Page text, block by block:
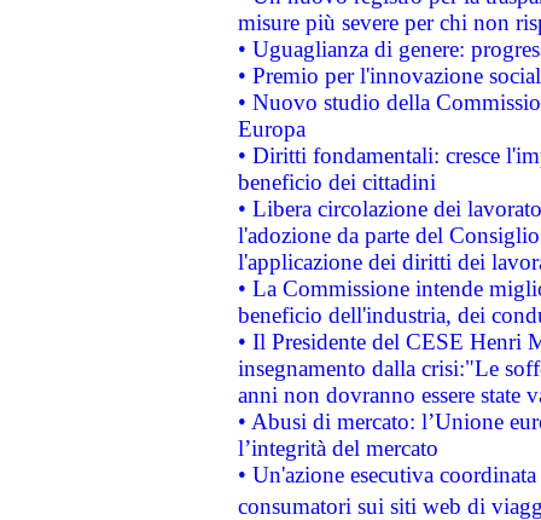
misure più severe per chi non
• Uguaglianza di genere:
• Premio per l'innovazione
• Nuovo studio della
Europa
• Diritti fondamentali: cresce
beneficio dei cittadini
• Libera circolazione dei
l'adozione da parte del
l'applicazione dei diritti dei
• La Commissione intende
beneficio dell'industria, dei
• Il Presidente del CESE Henri
insegnamento dalla crisi:"Le
anni non dovranno essere state
• Abusi di mercato: l’Unione
l’integrità del mercato
• Un'azione esecutiva
consumatori sui siti web di